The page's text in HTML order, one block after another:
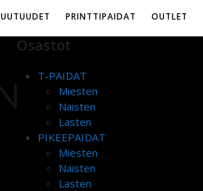
UUTUUDET PRINTTIPAIDAT OUTLET
Osastot
T-PAIDAT
Miesten
Naisten
Lasten
PIKEEPAIDAT
Miesten
Naisten
Lasten